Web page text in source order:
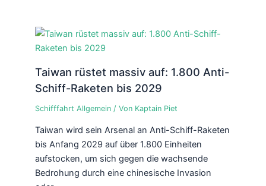
Taiwan rüstet massiv auf: 1.800 Anti-
Schiff-Raketen bis 2029
Schifffahrt Allgemein/ Von Kaptain Piet
Taiwan wird sein Arsenal an Anti-Schiff-Raketen
bis Anfang 2029 auf über 1.800 Einheiten
aufstocken, um sich gegen die wachsende
Bedrohung durch eine chinesische Invasion